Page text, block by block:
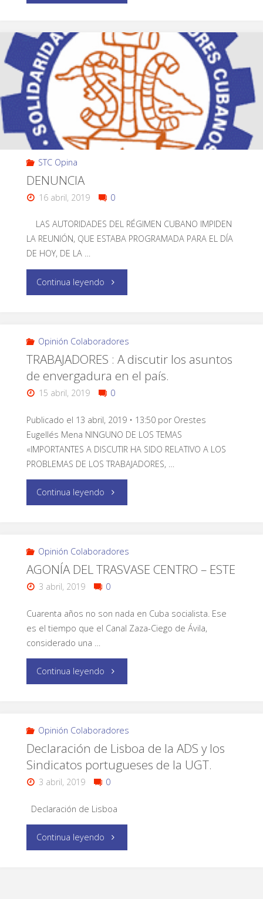
STC Opina
DENUNCIA
16 abril, 2019 0
LAS AUTORIDADES DEL RÉGIMEN CUBANO IMPIDEN
LA REUNIÓN, QUE ESTABA PROGRAMADA PARA EL DÍA
DE HOY, DE LA …
Continua leyendo
Opinión Colaboradores
TRABAJADORES : A discutir los asuntos
de envergadura en el país.
15 abril, 2019 0
Publicado el 13 abril, 2019 • 13:50 por Orestes
Eugellés Mena NINGUNO DE LOS TEMAS
«IMPORTANTES A DISCUTIR HA SIDO RELATIVO A LOS
PROBLEMAS DE LOS TRABAJADORES, …
Continua leyendo
Opinión Colaboradores
AGONÍA DEL TRASVASE CENTRO – ESTE
3 abril, 2019 0
Cuarenta años no son nada en Cuba socialista. Ese
es el tiempo que el Canal Zaza-Ciego de Ávila,
considerado una …
Continua leyendo
Opinión Colaboradores
Declaración de Lisboa de la ADS y los
Sindicatos portugueses de la UGT.
3 abril, 2019 0
Declaración de Lisboa
Continua leyendo